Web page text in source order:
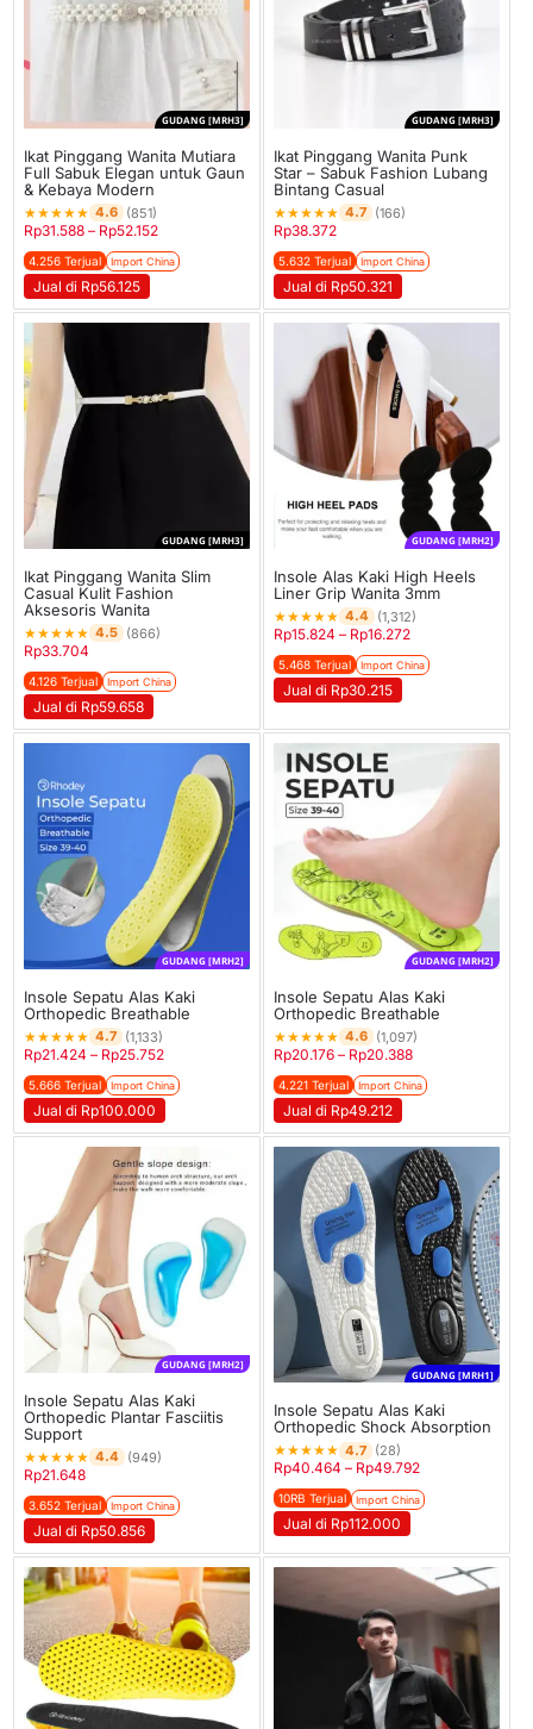
GUDANG [MRH3]
Ikat Pinggang Wanita Mutiara
Full Sabuk Elegan untuk Gaun
& Kebaya Modern
★★★★★ 4.6 (851)
Rp31.588 – Rp52.152
4.256 Terjual Import China
Jual di Rp56.125
GUDANG [MRH3]
Ikat Pinggang Wanita Punk
Star – Sabuk Fashion Lubang
Bintang Casual
★★★★★ 4.7 (166)
Rp38.372
5.632 Terjual Import China
Jual di Rp50.321
GUDANG [MRH3]
Ikat Pinggang Wanita Slim
Casual Kulit Fashion
Aksesoris Wanita
★★★★★ 4.5 (866)
Rp33.704
4.126 Terjual Import China
Jual di Rp59.658
GUDANG [MRH2]
Insole Alas Kaki High Heels
Liner Grip Wanita 3mm
★★★★★ 4.4 (1,312)
Rp15.824 – Rp16.272
5.468 Terjual Import China
Jual di Rp30.215
GUDANG [MRH2]
Insole Sepatu Alas Kaki
Orthopedic Breathable
★★★★★ 4.7 (1,133)
Rp21.424 – Rp25.752
5.666 Terjual Import China
Jual di Rp100.000
GUDANG [MRH2]
Insole Sepatu Alas Kaki
Orthopedic Breathable
★★★★★ 4.6 (1,097)
Rp20.176 – Rp20.388
4.221 Terjual Import China
Jual di Rp49.212
GUDANG [MRH2]
Insole Sepatu Alas Kaki
Orthopedic Plantar Fasciitis
Support
★★★★★ 4.4 (949)
Rp21.648
3.652 Terjual Import China
Jual di Rp50.856
GUDANG [MRH1]
Insole Sepatu Alas Kaki
Orthopedic Shock Absorption
★★★★★ 4.7 (28)
Rp40.464 – Rp49.792
10RB Terjual Import China
Jual di Rp112.000